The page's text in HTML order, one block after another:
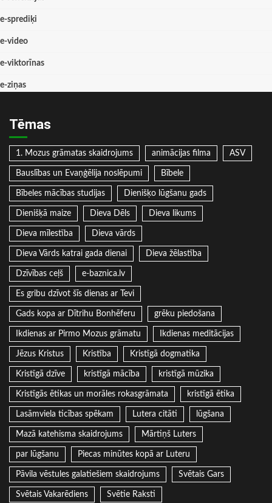
e-sprediķi
e-video
e-viktorīnas
e-ziņas
Tēmas
1. Mozus grāmatas skaidrojums animācijas filma ASV
Bauslības un Evaņģēlija noslēpumi Bībele
Bībeles mācības studijas Dienišķo lūgšanu gads
Dienišķā maize Dieva Dēls Dieva likums
Dieva mīlestība Dieva vārds
Dieva Vārds katrai gada dienai Dieva žēlastība
Dzīvības ceļš e-baznica.lv
Es gribu dzīvot šīs dienas ar Tevi
Gads kopa ar Dītrihu Bonhēferu grēku piedošana
Ikdienas ar Pirmo Mozus grāmatu Ikdienas meditācijas
Jēzus Kristus Kristība Kristīgā dogmatika
Kristīgā dzīve kristīgā mācība kristīgā mūzika
Kristīgās ētikas un morāles rokasgrāmata kristīgā ētika
Lasāmviela ticības spēkam Lutera citāti lūgšana
Mazā katehisma skaidrojums Mārtiņš Luters
par lūgšanu Piecas minūtes kopā ar Luteru
Pāvila vēstules galatiešiem skaidrojums Svētais Gars
Svētais Vakarēdiens Svētie Raksti